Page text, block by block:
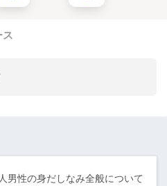
男性の身だしなみ全般について